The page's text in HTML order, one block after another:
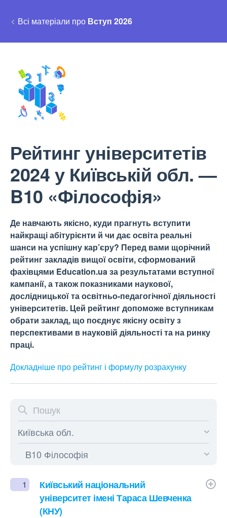
Всі матеріали про Вступ 2026
Рейтинг університетів
2024 у Київській обл. —
B10 «Філософія»
Де навчають якісно, куди прагнуть вступити
найкращі абітурієнти й чи дає освіта реальні
шанси на успішну кар’єру? Перед вами щорічний
рейтинг закладів вищої освіти, сформований
фахівцями Education.ua за результатами вступної
кампанії, а також показниками наукової,
дослідницької та освітньо-педагогічної діяльності
університетів. Цей рейтинг допоможе вступникам
обрати заклад, що поєднує якісну освіту з
перспективами в науковій діяльності та на ринку
праці.
Докладніше про рейтинг і формулу розрахунку
1
Київський національний
університет імені Тараса Шевченка
(КНУ)